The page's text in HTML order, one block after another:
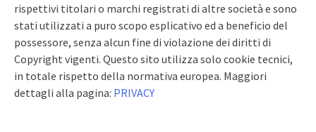
rispettivi titolari o marchi registrati di altre società e sono
stati utilizzati a puro scopo esplicativo ed a beneficio del
possessore, senza alcun fine di violazione dei diritti di
Copyright vigenti. Questo sito utilizza solo cookie tecnici,
in totale rispetto della normativa europea. Maggiori
dettagli alla pagina: PRIVACY